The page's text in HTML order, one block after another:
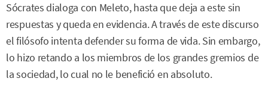
Sócrates dialoga con Meleto, hasta que deja a este sin
respuestas y queda en evidencia. A través de este discurso
el filósofo intenta defender su forma de vida. Sin embargo,
lo hizo retando a los miembros de los grandes gremios de
la sociedad, lo cual no le benefició en absoluto.